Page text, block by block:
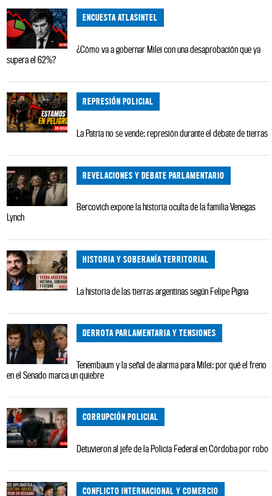
ENCUESTA ATLASINTEL
¿Cómo va a gobernar Milei con una desaprobación que ya
supera el 62%?
REPRESIÓN POLICIAL
La Patria no se vende: represión durante el debate de tierras
REVELACIONES Y DEBATE PARLAMENTARIO
Bercovich expone la historia oculta de la familia Venegas
Lynch
HISTORIA Y SOBERANÍA TERRITORIAL
La historia de las tierras argentinas según Felipe Pigna
DERROTA PARLAMENTARIA Y TENSIONES
Tenembaum y la señal de alarma para Milei: por qué el freno
en el Senado marca un quiebre
CORRUPCIÓN POLICIAL
Detuvieron al jefe de la Policía Federal en Córdoba por robo
CONFLICTO INTERNACIONAL Y COMERCIO